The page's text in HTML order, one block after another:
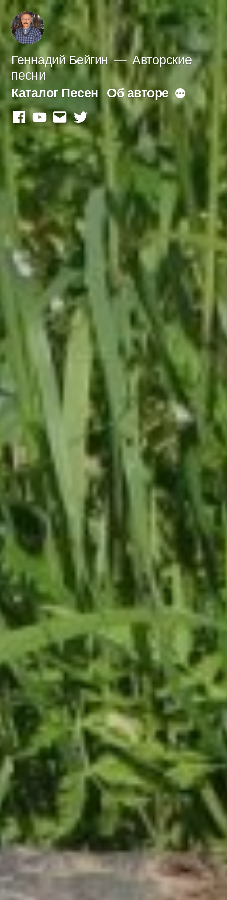
Перейти
к
содержимому
Геннадий Бейгин
Авторские
песни
Каталог Песен Об авторе Больше
facebook
youtube
mailtwitter